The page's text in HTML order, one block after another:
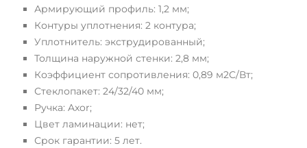
Армирующий профиль: 1,2 мм;
Контуры уплотнения: 2 контура;
Уплотнитель: экструдированный;
Толщина наружной стенки: 2,8 мм;
Коэффициент сопротивления: 0,89 м2С/Вт;
Стеклопакет: 24/32/40 мм;
Ручка: Axor;
Цвет ламинации: нет;
Срок гарантии: 5 лет.